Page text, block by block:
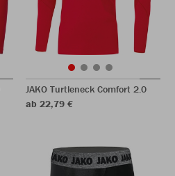
JAKO Turtleneck Comfort 2.0
ab 22,79 €